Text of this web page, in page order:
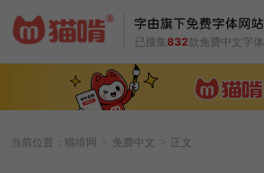
已搜集832款免费中文字体
当前位置： 猫啃网 > 免费中文 > 正文